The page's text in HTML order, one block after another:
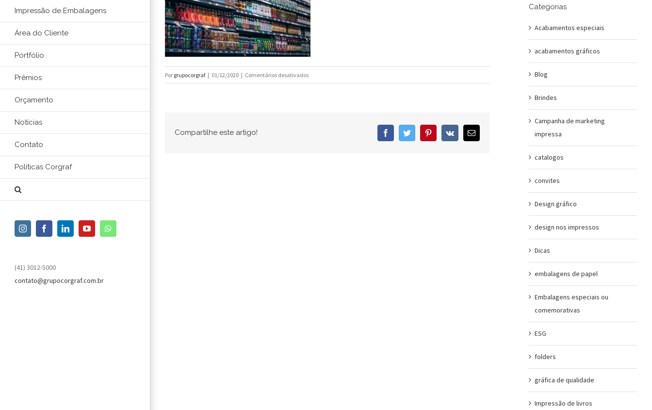
Impressão de Embalagens
Área do Cliente
Portfólio
Prêmios
Orçamento
Notícias
Contato
Políticas Corgraf
InstagramFacebookLinkedInYouTube
(41) 3012-5000
contato@grupocorgraf.com.br
Por grupocorgraf | 01/12/2020 | Comentários desativadosem
qual_a_importancia_de
Compartilhe este artigo! FacebookTwitter PinterestVk
E-
mail
Categorias
Acabamentos especiais
acabamentos gráficos
Blog
Brindes
Campanha de marketing
impressa
catalogos
convites
Design gráfico
design nos impressos
Dicas
embalagens de papel
Embalagens especiais ou
comemorativas
ESG
folders
gráfica de qualidade
Impressão de livros